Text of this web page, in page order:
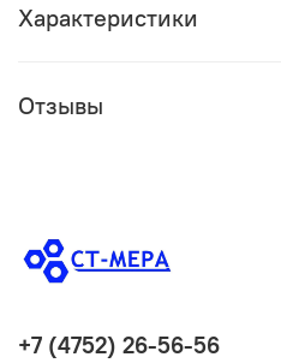
Характеристики
Отзывы
+7 (4752) 26-56-56